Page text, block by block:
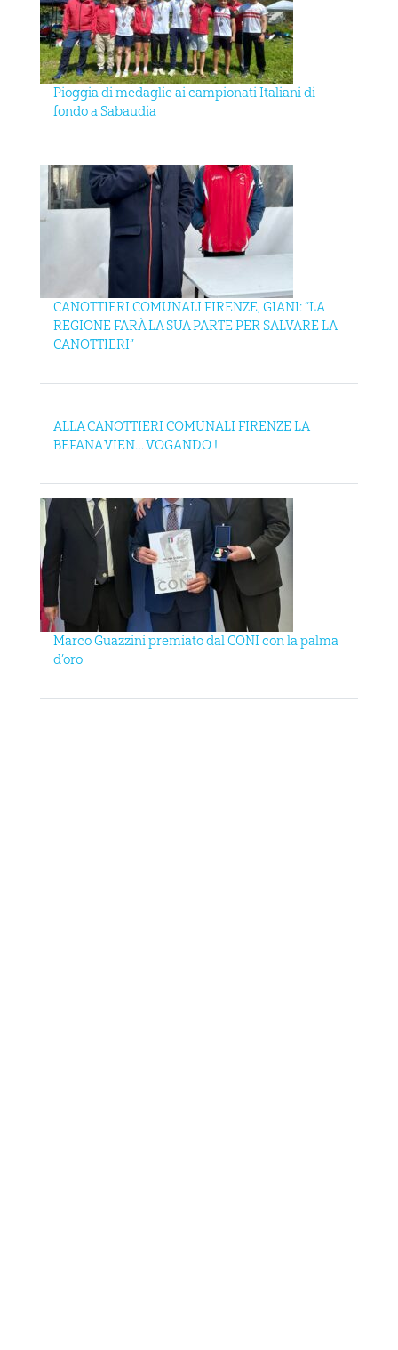
Pioggia di medaglie ai campionati Italiani di
fondo a Sabaudia
CANOTTIERI COMUNALI FIRENZE, GIANI: “LA
REGIONE FARÀ LA SUA PARTE PER SALVARE LA
CANOTTIERI”
ALLA CANOTTIERI COMUNALI FIRENZE LA
BEFANA VIEN… VOGANDO !
Marco Guazzini premiato dal CONI con la palma
d’oro